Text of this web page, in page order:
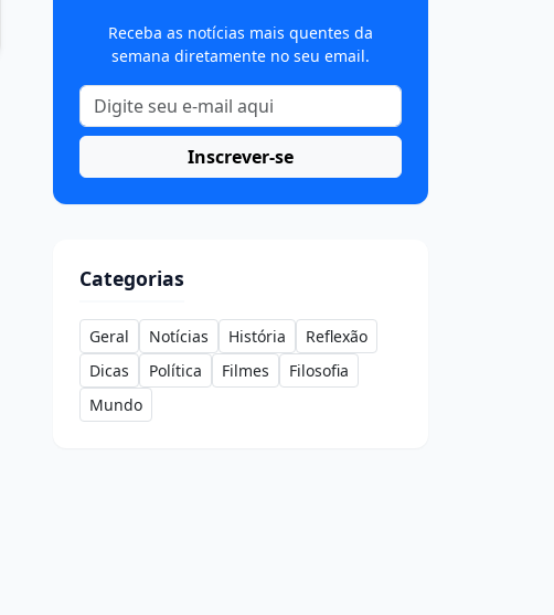
Receba as notícias mais quentes da
semana diretamente no seu email.
Inscrever-se
Categorias
Geral Notícias História
Reflexão
Dicas
Política Filmes
Filosofia
Mundo